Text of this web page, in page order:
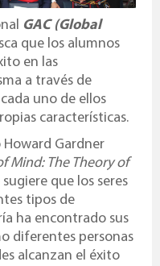
GAC (Global
que los alumnos
en las
a través de
uno de ellos
características.
Howard Gardner
Mind: The Theory of
sugiere que los seres
tipos de
ha encontrado sus
diferentes personas
alcanzan el éxito